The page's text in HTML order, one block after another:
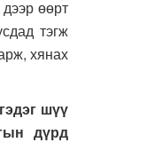
өөрт
тэгж
хянах
шүү
дүрд